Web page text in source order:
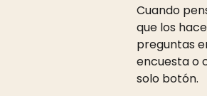
Cuando
que los
preguntas
encuesta o
solo botón.